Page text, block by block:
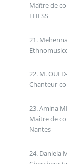
Maître de
EHESS
21.
22. M.
Chanteur-
23. Amina
Maître de
Nantes
24. Daniela